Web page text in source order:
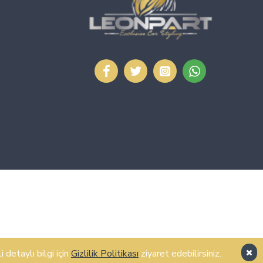
detaylı bilgi için Gizlilik Politikası ziyaret edebilirsiniz.